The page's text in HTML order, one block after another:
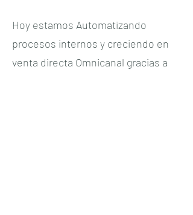
Hoy estamos Automatizando
procesos internos y creciendo en
venta directa Omnicanal gracias a